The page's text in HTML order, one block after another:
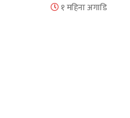
१ महिना अगाडि